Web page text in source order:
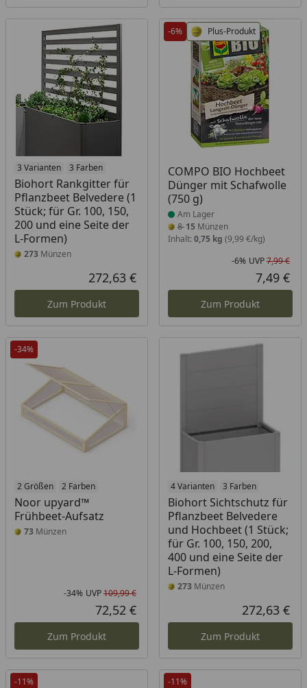
3 Varianten 3 Farben
Biohort Rankgitter für
Pflanzbeet Belvedere (1
Stück; für Gr. 100, 150,
200 und eine Seite der
L-Formen)
273 Münzen
Aktueller Preis
272,63 €
Zum Produkt
-6% Plus-Produkt
COMPO BIO Hochbeet
Dünger mit Schafwolle
(750 g)
Produkt am Lager
Am Lager
815 Münzen
Inhalt: 0,75 kg (9,99 €/kg)
-6% UVP7,99 €
7,49 €
Zum Produkt
-34%
2 Größen 2 Farben
Noor upyard™
Frühbeet-Aufsatz
73 Münzen
Rabatt in Prozent
-34%
Ursprünglicher Preis
UVP109,99 €
Aktueller Preis
72,52 €
Zum Produkt
4 Varianten 3 Farben
Biohort Sichtschutz für
Pflanzbeet Belvedere
und Hochbeet (1 Stück;
für Gr. 100, 150, 200,
400 und eine Seite der
L-Formen)
273Münzen
272,63 €
Zum Produkt
-11% -11%